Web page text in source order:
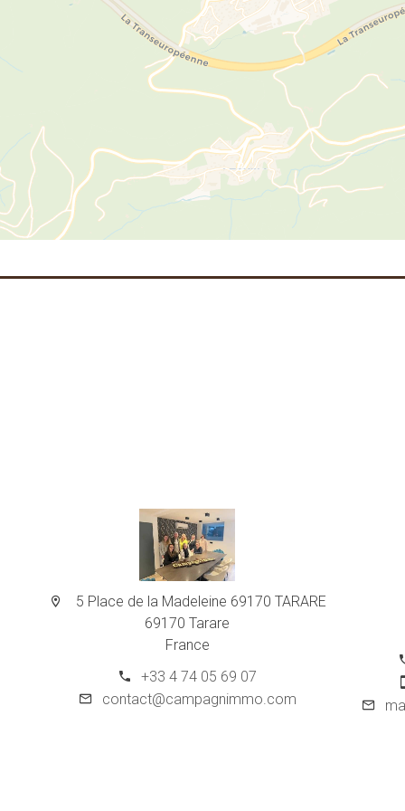
5 Place de la Madeleine 69170 TARARE
69170 Tarare
France
+33 4 74 05 69 07
contact@campagnimmo.com